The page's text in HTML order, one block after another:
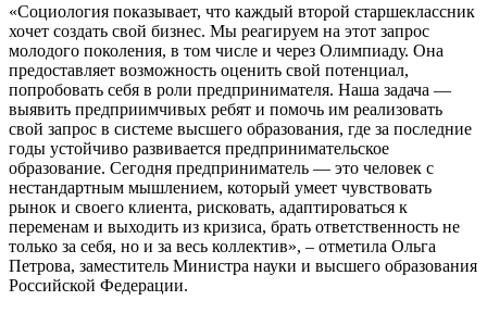
«Социология показывает, что каждый второй старшеклассник
хочет создать свой бизнес. Мы реагируем на этот запрос
молодого поколения, в том числе и через Олимпиаду. Она
предоставляет возможность оценить свой потенциал,
попробовать себя в роли предпринимателя. Наша задача —
выявить предприимчивых ребят и помочь им реализовать
свой запрос в системе высшего образования, где за последние
годы устойчиво развивается предпринимательское
образование. Сегодня предприниматель — это человек с
нестандартным мышлением, который умеет чувствовать
рынок и своего клиента, рисковать, адаптироваться к
переменам и выходить из кризиса, брать ответственность не
только за себя, но и за весь коллектив», – отметила Ольга
Петрова, заместитель Министра науки и высшего образования
Российской Федерации.